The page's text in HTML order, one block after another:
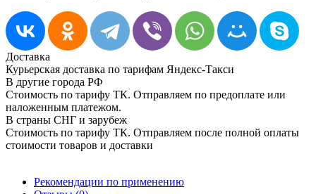
Доставка
Курьерская доставка по тарифам Яндекс-Такси
В другие города РФ
Стоимость по тарифу ТК. Отправляем по предоплате или
наложенным платежом.
В страны СНГ и зарубеж
Стоимость по тарифу ТК. Отправляем после полной оплаты
стоимости товаров и доставки
Рекомендации по применению